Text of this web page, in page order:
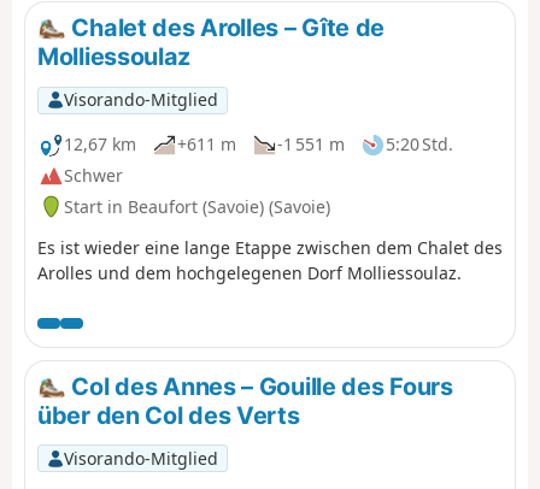
Chalet des Arolles – Gîte de
Molliessoulaz
Visorando-Mitglied
12,67 km
+611 m -1 551 m
5:20 Std.
Schwer
Start in Beaufort (Savoie) (Savoie)
Es ist wieder eine lange Etappe zwischen dem Chalet des
Arolles und dem hochgelegenen Dorf Molliessoulaz.
Col des Annes – Gouille des Fours
über den Col des Verts
Visorando-Mitglied